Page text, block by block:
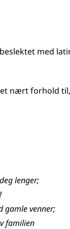
beslektet med
nært forhold
lenger;
gamle venner;
familien